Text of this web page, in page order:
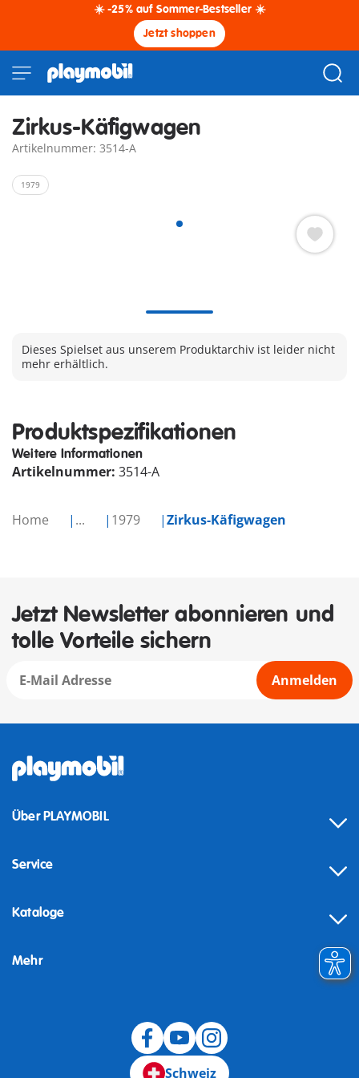
☀️ -25% auf Sommer-Bestseller ☀️
Jetzt shoppen
Home ... 1979 Zirkus-Käfigwagen
Zirkus-Käfigwagen
Artikelnummer: 3514-A
1979
Dieses Spielset aus unserem Produktarchiv ist leider nicht
mehr erhältlich.
Produktspezifikationen
Weitere Informationen
Artikelnummer: 3514-A
Jetzt Newsletter abonnieren und
tolle Vorteile sichern
Anmelden
Über PLAYMOBIL
Service
Kataloge
Mehr
Schweiz